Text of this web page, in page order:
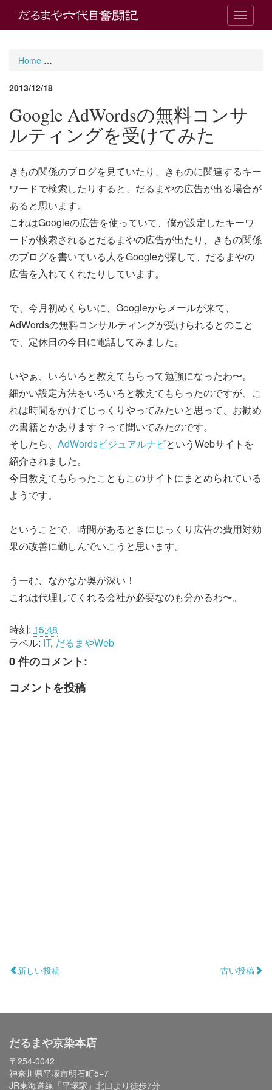
T
o
v
i
i
o
Home
2013/12/18
Google AdWordsの無料コンサ
ルティングを受けてみた
きもの関係のブログを見ていたり、きものに関連するキー
ワードで検索したりすると、だるまやの広告が出る場合が
あると思います。
これはGoogleの広告を使っていて、僕が設定したキーワ
ードが検索されるとだるまやの広告が出たり、きもの関係
のブログを書いている人をGoogleが探して、だるまやの
広告を入れてくれたりしています。
で、今月初めくらいに、Googleからメールが来て、
AdWordsの無料コンサルティングが受けられるとのこと
で、定休日の今日に電話してみました。
いやぁ、いろいろと教えてもらって勉強になったわ〜。
細かい設定方法をいろいろと教えてもらったのですが、こ
れは時間をかけてじっくりやってみたいと思って、お勧め
の書籍とかあります？って聞いてみたのです。
そしたら、 AdWordsビジュアルナビというWebサイトを
紹介されました。
今日教えてもらったこともこのサイトにまとめられている
ようです。
ということで、時間があるときにじっくり広告の費用対効
果の改善に勤しんでいこうと思います。
うーむ、なかなか奥が深い！
これは代理してくれる会社が必要なのも分かるわ〜。
時刻: 15:48
ラベル: IT, だるまやWeb
0 件のコメント:
コメントを投稿
新しい投稿 古い投稿
だるまや京染本店
〒254-0042
神奈川県平塚市明石町5−7
JR東海道線「平塚駅」北口より徒歩7分